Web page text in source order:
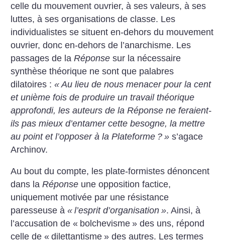
celle du mouvement ouvrier, à ses valeurs, à ses
luttes, à ses organisations de classe. Les
individualistes se situent en-dehors du mouvement
ouvrier, donc en-dehors de l’anarchisme. Les
passages de laRéponse sur la nécessaire
synthèse théorique ne sont que palabres
dilatoires :« Au lieu de nous menacer pour la cent
et unième fois de produire un travail théorique
approfondi, les auteurs de la Réponse ne feraient-
ils pas mieux d’entamer cette besogne, la mettre
au point et l’opposer à la Plateforme ? » s’agace
Archinov.
Au bout du compte, les plate-formistes dénoncent
dans laRéponse une opposition factice,
uniquement motivée par une résistance
paresseuse à« l’esprit d’organisation ». Ainsi, à
l’accusation de « bolchevisme » des uns, répond
celle de « dilettantisme » des autres. Les termes